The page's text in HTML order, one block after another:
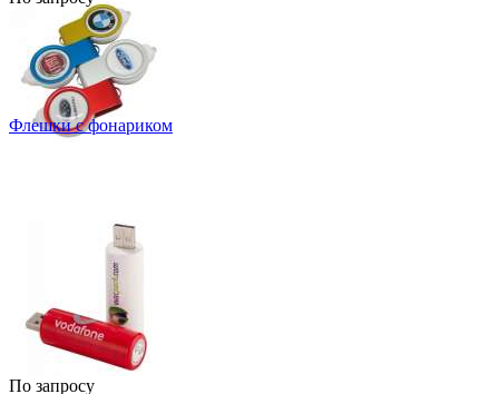
Флешки с фонариком
По запросу